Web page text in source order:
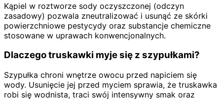
Kąpiel w roztworze sody oczyszczonej (odczyn
zasadowy) pozwala zneutralizować i usunąć ze skórki
powierzchniowe pestycydy oraz substancje chemiczne
stosowane w uprawach konwencjonalnych.
Dlaczego truskawki myje się z szypułkami?
Szypułka chroni wnętrze owocu przed napiciem się
wody. Usunięcie jej przed myciem sprawia, że truskawka
robi się wodnista, traci swój intensywny smak oraz